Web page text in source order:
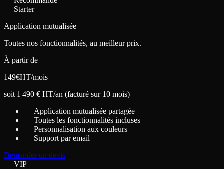
Starter
Application mutualisée
Toutes nos fonctionnalités, au meilleur prix.
À partir de
149€HT/mois
soit 1 490 € HT/an (facturé sur 10 mois)
Application mutualisée partagée
Toutes les fonctionnalités incluses
Personnalisation aux couleurs
Support par email
Demander un devis
VIP